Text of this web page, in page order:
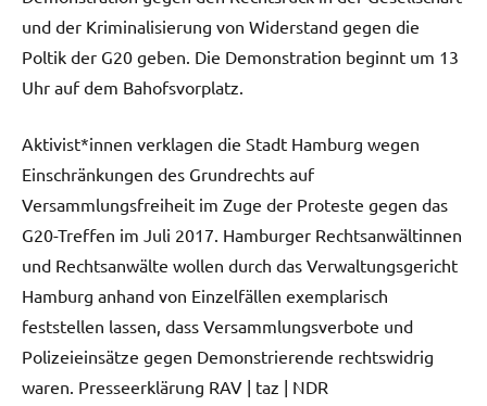
und der Kriminalisierung von Widerstand gegen die
Poltik der G20 geben. Die Demonstration beginnt um 13
Uhr auf dem Bahofsvorplatz.
Aktivist*innen verklagen die Stadt Hamburg wegen
Einschränkungen des Grundrechts auf
Versammlungsfreiheit im Zuge der Proteste gegen das
G20-Treffen im Juli 2017. Hamburger Rechtsanwältinnen
und Rechtsanwälte wollen durch das Verwaltungsgericht
Hamburg anhand von Einzelfällen exemplarisch
feststellen lassen, dass Versammlungsverbote und
Polizeieinsätze gegen Demonstrierende rechtswidrig
waren. Presseerklärung RAV | taz | NDR